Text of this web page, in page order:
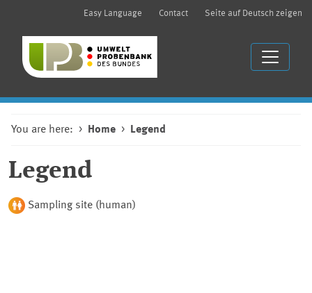
Easy Language Contact Seite auf Deutsch zeigen
You are here: Home Legend
Legend
Sampling site (human)